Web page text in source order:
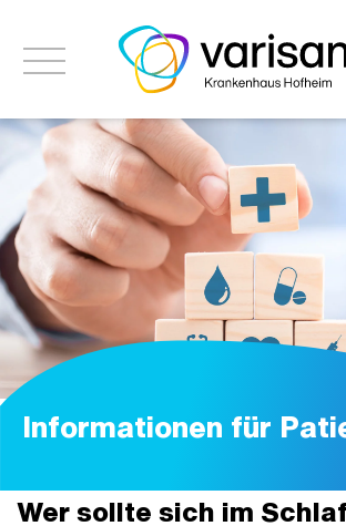
Informationen für
Wer sollte sich im